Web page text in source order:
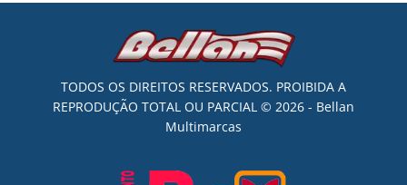
TODOS OS DIREITOS RESERVADOS. PROIBIDA A
REPRODUÇÃO TOTAL OU PARCIAL © 2026 - Bellan
Multimarcas